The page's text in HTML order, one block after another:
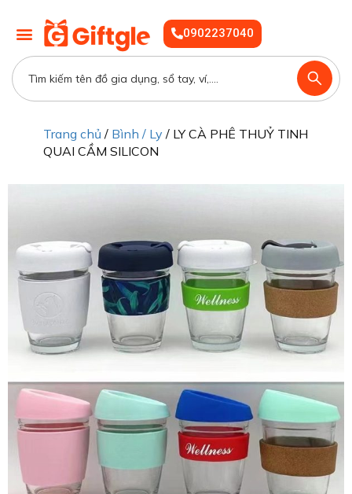
0902237040
Trang chủ / Bình / Ly / LY CÀ PHÊ THUỶ TINH
QUAI CẦM SILICON